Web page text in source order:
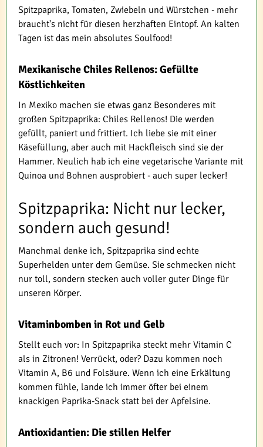
Spitzpaprika, Tomaten, Zwiebeln und Würstchen - mehr
braucht's nicht für diesen herzhaften Eintopf. An kalten
Tagen ist das mein absolutes Soulfood!
Mexikanische Chiles Rellenos: Gefüllte
Köstlichkeiten
In Mexiko machen sie etwas ganz Besonderes mit
großen Spitzpaprika: Chiles Rellenos! Die werden
gefüllt, paniert und frittiert. Ich liebe sie mit einer
Käsefüllung, aber auch mit Hackfleisch sind sie der
Hammer. Neulich hab ich eine vegetarische Variante mit
Quinoa und Bohnen ausprobiert - auch super lecker!
Spitzpaprika: Nicht nur lecker,
sondern auch gesund!
Manchmal denke ich, Spitzpaprika sind echte
Superhelden unter dem Gemüse. Sie schmecken nicht
nur toll, sondern stecken auch voller guter Dinge für
unseren Körper.
Vitaminbomben in Rot und Gelb
Stellt euch vor: In Spitzpaprika steckt mehr Vitamin C
als in Zitronen! Verrückt, oder? Dazu kommen noch
Vitamin A, B6 und Folsäure. Wenn ich eine Erkältung
kommen fühle, lande ich immer öfter bei einem
knackigen Paprika-Snack statt bei der Apfelsine.
Antioxidantien: Die stillen Helfer